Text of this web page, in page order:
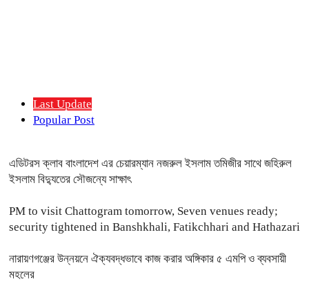
Last Update
Popular Post
এডিটরস ক্লাব বাংলাদেশ এর চেয়ারম্যান নজরুল ইসলাম তমিজীর সাথে জহিরুল
ইসলাম বিদ্যুতের সৌজন্যে সাক্ষাৎ
PM to visit Chattogram tomorrow, Seven venues ready;
security tightened in Banshkhali, Fatikchhari and Hathazari
নারায়ণগঞ্জের উন্নয়নে ঐক্যবদ্ধভাবে কাজ করার অঙ্গিকার ৫ এমপি ও ব্যবসায়ী
মহলের